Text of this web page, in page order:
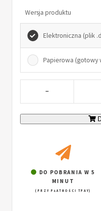
Wersja produktu
Elektroniczna (plik
Papierowa (gotowy
-
DO POBRANIA W 5
MINUT
(PRZY PŁATNOŚCI TPAY)